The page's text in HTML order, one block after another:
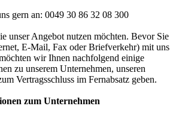
gern an: 0049 30 86 32 08 300
unser Angebot nutzen möchten. Bevor Sie
E-Mail, Fax oder Briefverkehr) mit uns
wir Ihnen nachfolgend einige
zu unserem Unternehmen, unseren
Vertragsschluss im Fernabsatz geben.
zum Unternehmen